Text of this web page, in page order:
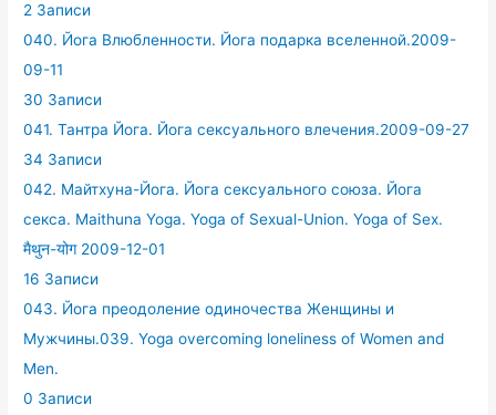
2 Записи
040. Йога Влюбленности. Йога подарка вселенной.2009-
09-11
30 Записи
041. Тантра Йога. Йога сексуального влечения.2009-09-27
34 Записи
042. Майтхуна-Йога. Йога сексуального союза. Йога
секса. Maithuna Yoga. Yoga of Sexual-Union. Yoga of Sex.
मैथुन-योग 2009-12-01
16 Записи
043. Йога преодоление одиночества Женщины и
Мужчины.039. Yoga overcoming loneliness of Women and
Men.
0 Записи